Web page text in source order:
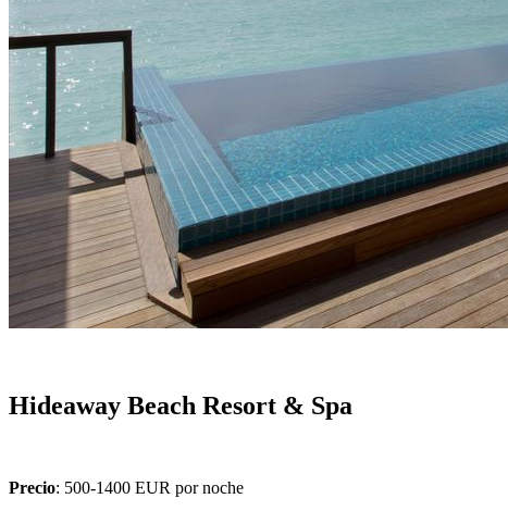
Hideaway Beach Resort & Spa
Precio: 500-1400 EUR por noche